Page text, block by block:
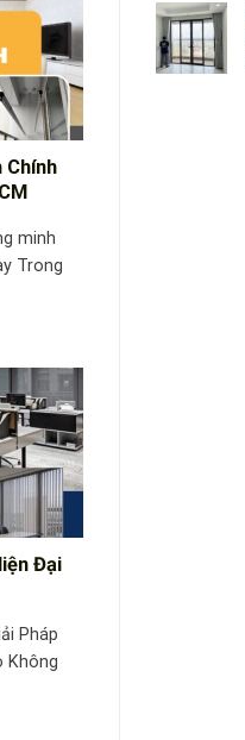
Chính
minh
Trong
Đại
Pháp
Không